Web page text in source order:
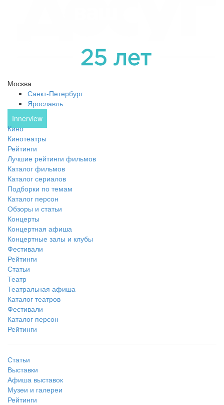
Москва
Санкт-Петербург
Ярославль
Innerview
Кино
Кинотеатры
Рейтинги
Лучшие рейтинги фильмов
Каталог фильмов
Каталог сериалов
Подборки по темам
Каталог персон
Обзоры и статьи
Концерты
Концертная афиша
Концертные залы и клубы
Фестивали
Рейтинги
Статьи
Театр
Театральная афиша
Каталог театров
Фестивали
Каталог персон
Рейтинги
Статьи
Выставки
Афиша выставок
Музеи и галереи
Рейтинги